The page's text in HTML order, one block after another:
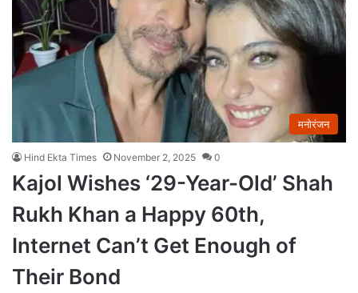
मनोरंजन
Hind Ekta Times November 2, 2025 0
Kajol Wishes ‘29-Year-Old’ Shah
Rukh Khan a Happy 60th,
Internet Can’t Get Enough of
Their Bond